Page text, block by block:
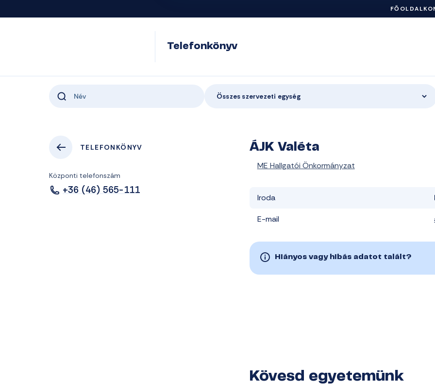
FŐOLDAL
Telefonkönyv
Összes szervezeti egység
TELEFONKÖNYV
Központi telefonszám
+36 (46) 565-111
ÁJK Valéta
ME Hallgatói Önkormányzat
Iroda
E-mail
Hiányos vagy hibás adatot talált?
Kövesd egyetemünk